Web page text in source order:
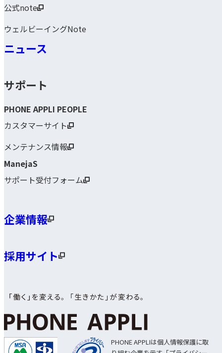
公式note
ウェルビーイングNote
ニュース
サポート
PHONE APPLI PEOPLE
カスタマーサイト
メンテナンス情報
ManejaS
サポート受付フォーム
企業情報
採用サイト
PHONE APPLIは個人情報保護に取